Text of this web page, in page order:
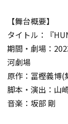
【舞台概要】
タイトル：『
期間・劇場：
河劇場
原作：冨樫義博(
脚本・演出：山
音楽：坂部 剛